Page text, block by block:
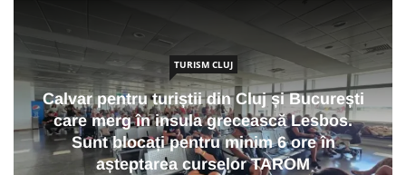
TURISM CLUJ
Calvar pentru turiștii din Cluj și București
care merg în insula grecească Lesbos.
Sunt blocați pentru minim 6 ore în
așteptarea curselor TAROM